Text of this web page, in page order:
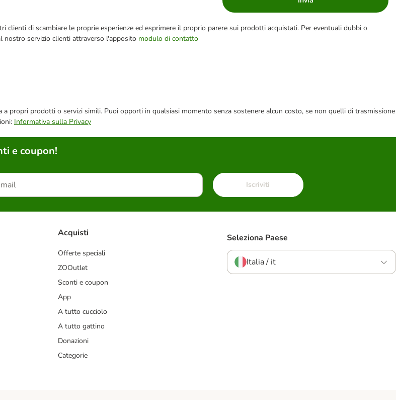
clienti di scambiare le proprie esperienze ed esprimere il proprio parere sui prodotti acquistati. Per eventuali dubbi o
servizio clienti attraverso l'apposito modulo di contatto
propri prodotti o servizi simili. Puoi opporti in qualsiasi momento senza sostenere alcun costo, se non quelli di trasmissione
Informativa sulla Privacy
e coupon!
Iscriviti
Acquisti
Offerte speciali
ZOOutlet
Sconti e coupon
App
A tutto cucciolo
A tutto gattino
Donazioni
Categorie
Seleziona Paese
Italia / it